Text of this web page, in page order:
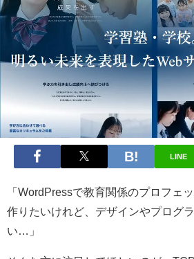
LINE
「WordPressで教育関係のプロフェ
作りたいけれど、デザインやプログ
い…」